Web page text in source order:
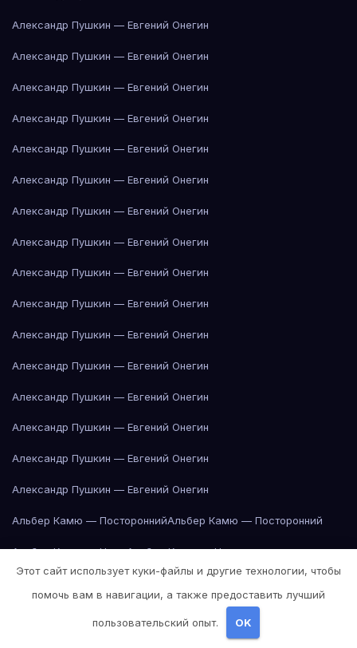
Александр Пушкин — Евгений Онегин
Александр Пушкин — Евгений Онегин
Александр Пушкин — Евгений Онегин
Александр Пушкин — Евгений Онегин
Александр Пушкин — Евгений Онегин
Александр Пушкин — Евгений Онегин
Александр Пушкин — Евгений Онегин
Александр Пушкин — Евгений Онегин
Александр Пушкин — Евгений Онегин
Александр Пушкин — Евгений Онегин
Александр Пушкин — Евгений Онегин
Александр Пушкин — Евгений Онегин
Александр Пушкин — Евгений Онегин
Александр Пушкин — Евгений Онегин
Александр Пушкин — Евгений Онегин
Александр Пушкин — Евгений Онегин
Альбер Камю — ПостороннийАльбер Камю — Посторонний
Альбер Камю — ЧумаАльбер Камю — Чума
Альбер Камю — Чума
Альбер Камю — Чума
Этот сайт использует куки-файлы и другие технологии, чтобы
помочь вам в навигации, а также предоставить лучший
пользовательский опыт. OK